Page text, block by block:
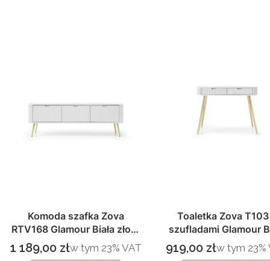
Komoda szafka Zova
RTV168 Glamour Biała złote
nogi
Cena brutto
1 189,00 złw tym %s VAT
w tym 23% VAT
Toaletka Zova
szufladami Glamour
złote nogi
Cena brutto
919,00 złw tym %s
w tym 23%